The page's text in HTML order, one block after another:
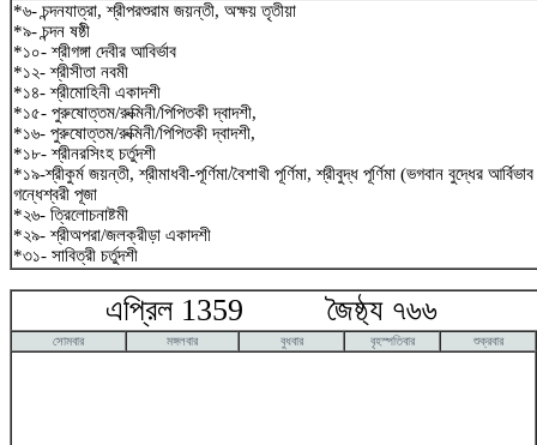
*৬- চন্দনযাত্রা, শ্রীপরশুরাম জয়ন্তী, অক্ষয় তৃতীয়া
*৯- চন্দন ষষ্ঠী
*১০- শ্রীগঙ্গা দেবীর আবির্ভাব
*১২- শ্রীসীতা নবমী
*১৪- শ্রীমোহিনী একাদশী
*১৫- পুরুষোত্তম/রুক্মিনী/পিপিতকী দ্বাদশী,
*১৬- পুরুষোত্তম/রুক্মিনী/পিপিতকী দ্বাদশী,
*১৮- শ্রীনরসিংহ চর্তুদশী
*১৯-শ্রীকুর্ম জয়ন্তী, শ্রীমাধবী-পূর্ণিমা/বৈশাখী পূর্ণিমা, শ্রীবুদ্ধ পূর্ণিমা (ভগবান বুদ্ধের
গন্ধেশ্বরী পূজা
*২৬- ত্রিলোচনাষ্টমী
*২৯- শ্রীঅপরা/জলক্রীড়া একাদশী
*৩১- সাবিত্রী চর্তুদশী
এপ্রিল 1359 জৈষ্ঠ্য ৭৬৬
সোমবার মঙ্গলবার বুধবার বৃহস্পতিবার শুক্রবার